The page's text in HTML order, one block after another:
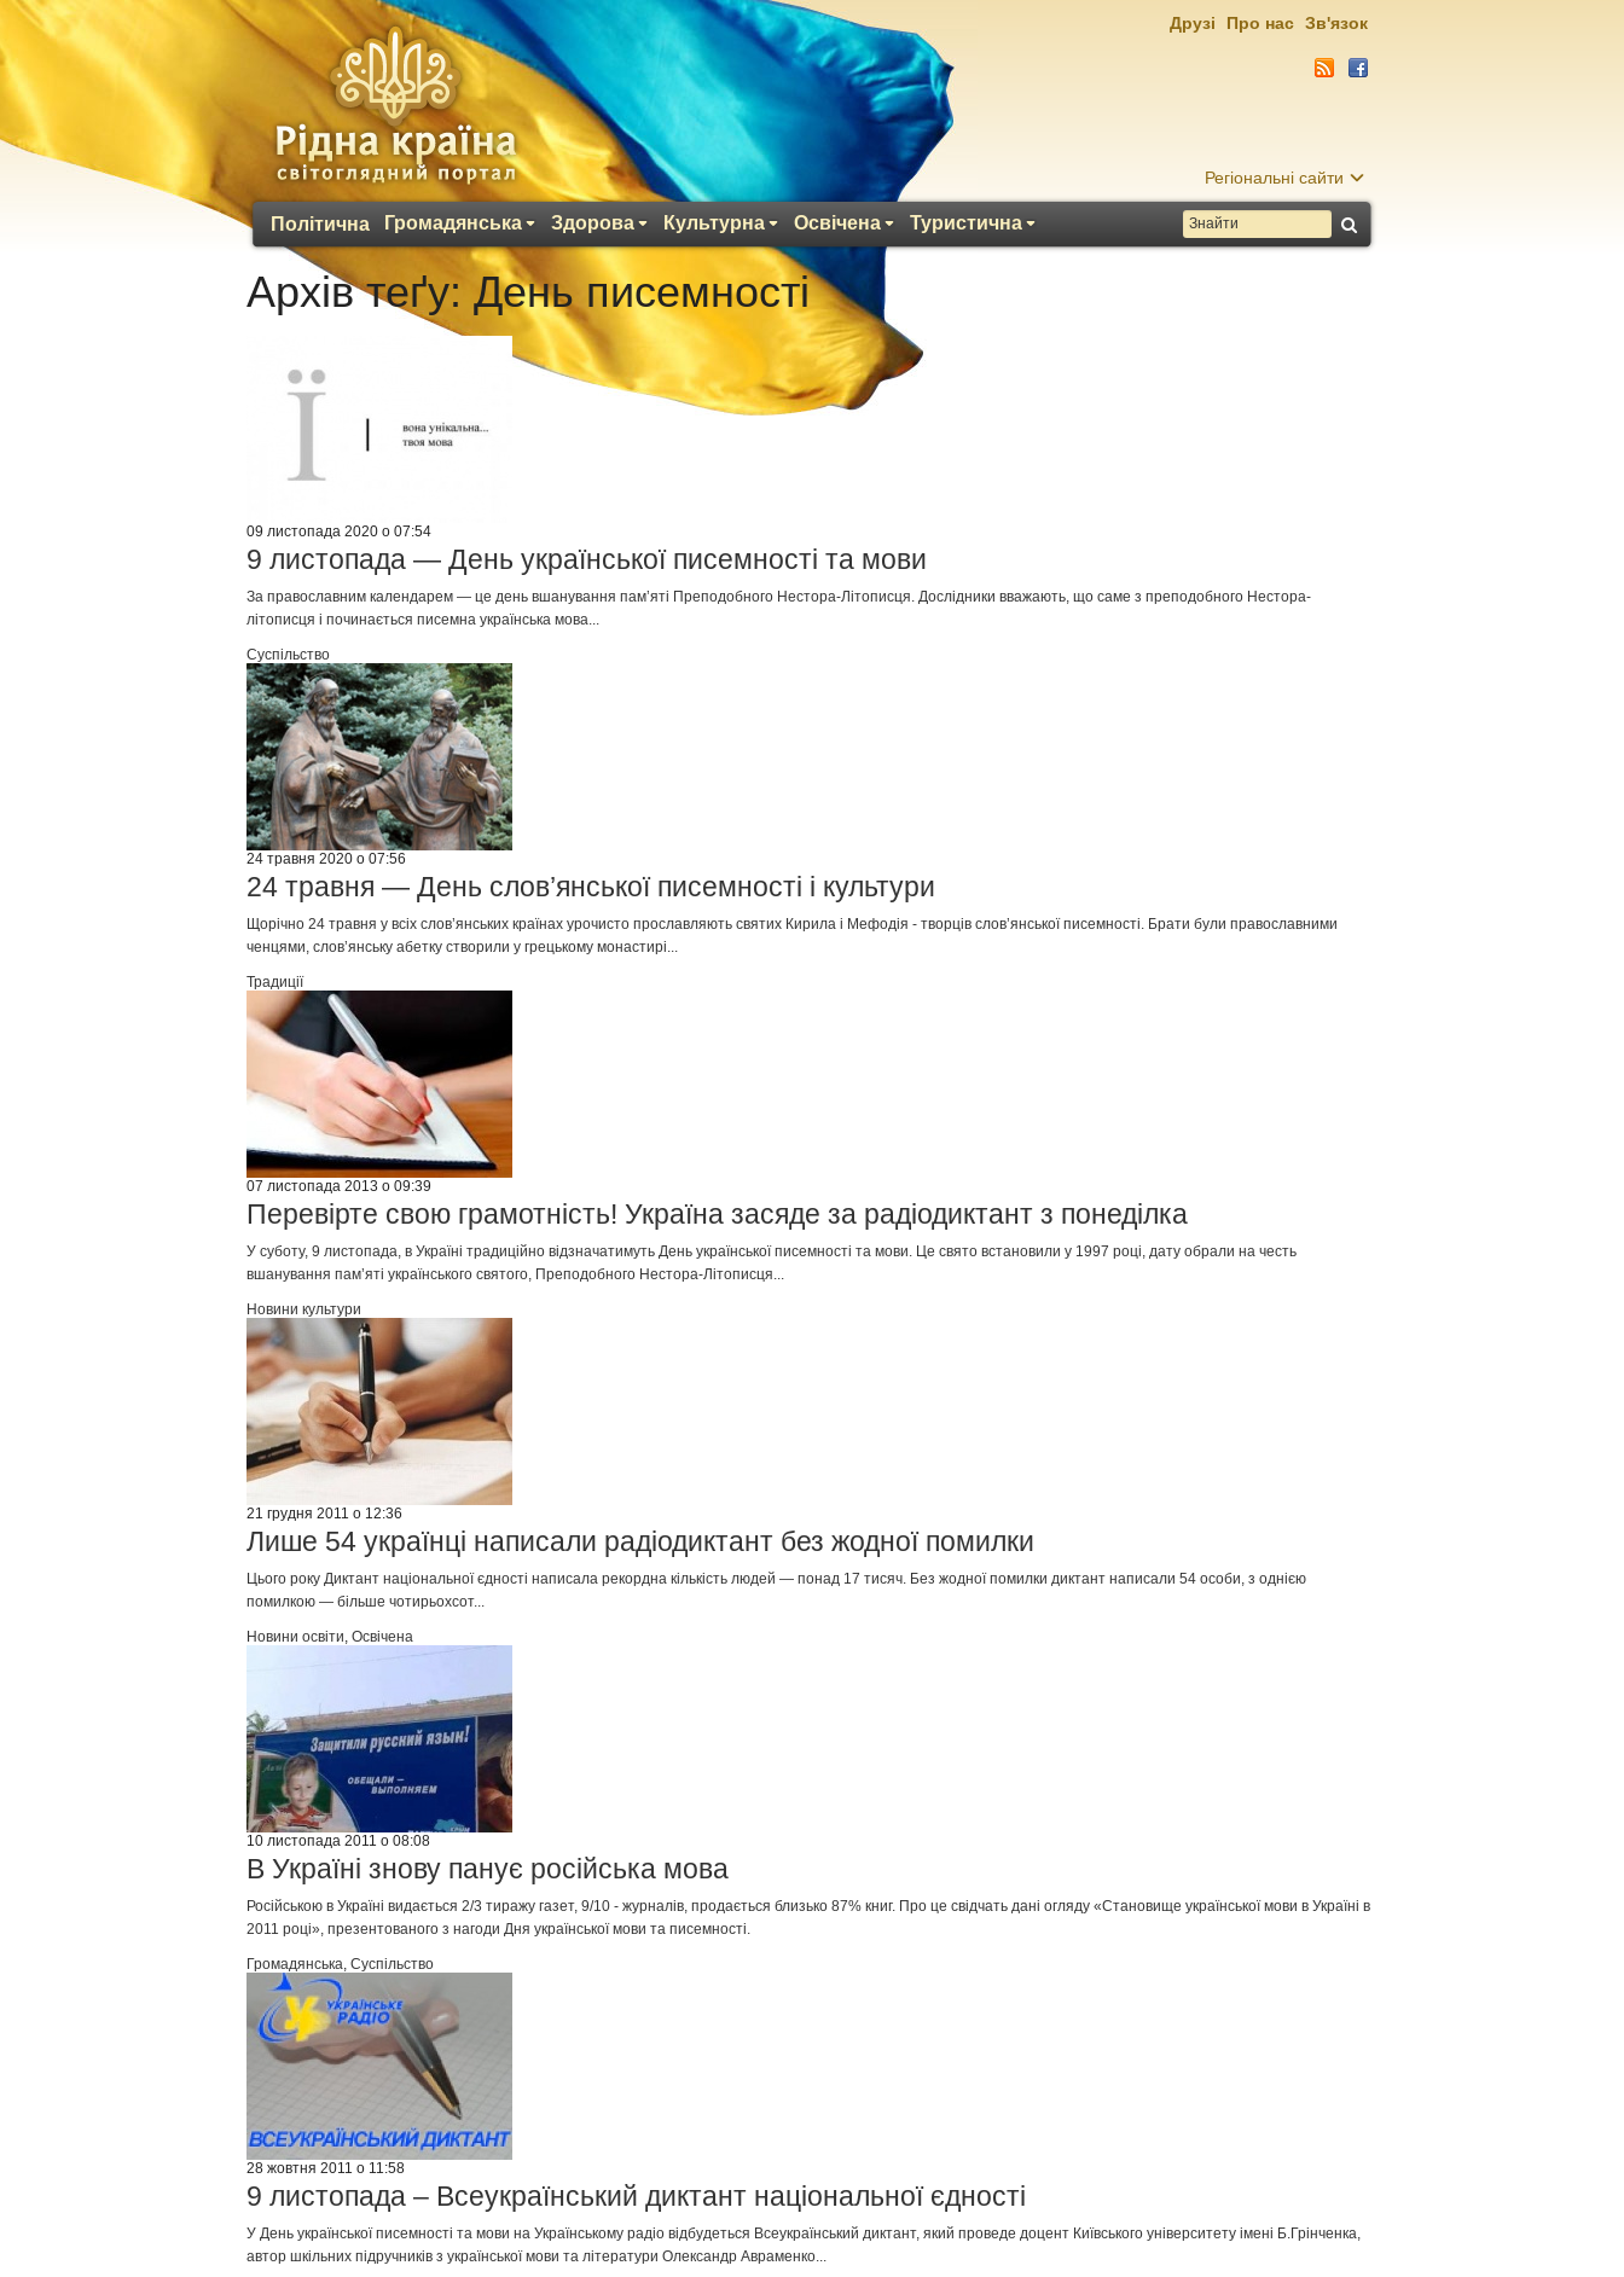
Регіональні сайти
Політична Громадянська Здорова Культурна Освічена Туристична
Друзі Про нас Зв'язок
Архів теґу: День писемності
09 листопада 2020 о 07:54
9 листопада — День української писемності та мови
За православним календарем — це день вшанування пам’яті Преподобного Нестора-Літописця. Дослідники вважають, що саме з преподобного Нестора-
літописця і починається писемна українська мова...
Суспільство
24 травня 2020 о 07:56
24 травня — День слов’янської писемності і культури
Щорічно 24 травня у всіх слов’янських країнах урочисто прославляють святих Кирила і Мефодія - творців слов’янської писемності. Брати були православними
ченцями, слов’янську абетку створили у грецькому монастирі...
Традиції
07 листопада 2013 о 09:39
Перевірте свою грамотність! Україна засяде за радіодиктант з понеділка
У суботу, 9 листопада, в Україні традиційно відзначатимуть День української писемності та мови. Це свято встановили у 1997 році, дату обрали на честь
вшанування пам’яті українського святого, Преподобного Нестора-Літописця...
Новини культури
21 грудня 2011 о 12:36
Лише 54 українці написали радіодиктант без жодної помилки
Цього року Диктант національної єдності написала рекордна кількість людей — понад 17 тисяч. Без жодної помилки диктант написали 54 особи, з однією
помилкою — більше чотирьохсот...
Новини освіти, Освічена
10 листопада 2011 о 08:08
В Україні знову панує російська мова
Російською в Україні видається 2/3 тиражу газет, 9/10 - журналів, продається близько 87% книг. Про це свідчать дані огляду «Становище української мови в Україні в
2011 році», презентованого з нагоди Дня української мови та писемності.
Громадянська, Суспільство
28 жовтня 2011 о 11:58
9 листопада – Всеукраїнський диктант національної єдності
У День української писемності та мови на Українському радіо відбудеться Всеукраїнський диктант, який проведе доцент Київського університету імені Б.Грінченка,
автор шкільних підручників з української мови та літератури Олександр Авраменко...